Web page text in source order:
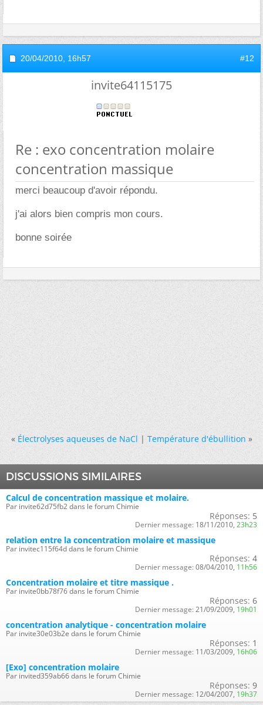
20/04/2010, 16h57 #12
invite64115175
Re : exo concentration molaire
concentration massique
merci beaucoup d'avoir répondu.
j'ai alors bien compris mon cours.
bonne soirée
« Électrolyses aqueuses de NaCl|Température d'ébullition »
DISCUSSIONS SIMILAIRES
Calcul de concentration massique et molaire.
Par invite62d75fb2 dans le forum Chimie
Réponses: 5
Dernier message: 18/11/2010, 23h23
relation entre la concentration molaire et massique
Par invitec115f64d dans le forum Chimie
Réponses: 4
Dernier message: 08/04/2010, 11h56
Concentration molaire et titre massique .
Par invite0bb78f76 dans le forum Chimie
Réponses: 6
Dernier message: 21/09/2009, 19h01
concentration analytique - concentration molaire
Par invite30e03b2e dans le forum Chimie
Réponses: 1
Dernier message: 11/03/2009, 16h06
[Exo] concentration molaire
Par invited359ab66 dans le forum Chimie
Réponses: 9
Dernier message: 12/04/2007, 19h37